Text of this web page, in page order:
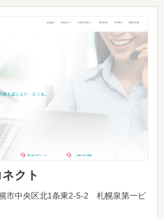
クト
市中央区北1条東2-5-2 札幌泉第一ビ